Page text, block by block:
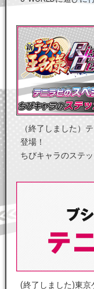
（終了しました）
登場！
ちびキャラのステ
(終了しました)東京